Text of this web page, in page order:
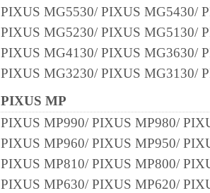
PIXUS MG5530/ PIXUS MG5430/
PIXUS MG5230/ PIXUS MG5130/
PIXUS MG4130/ PIXUS MG3630/
PIXUS MG3230/ PIXUS MG3130/
PIXUS MP
PIXUS MP990/ PIXUS MP980/
PIXUS MP960/ PIXUS MP950/
PIXUS MP810/ PIXUS MP800/
PIXUS MP630/ PIXUS MP620/